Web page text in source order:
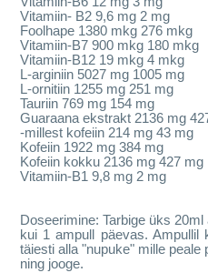
Vitamiin- B2 9,6 mg 2 mg
Foolhape 1380 mkg 276 mkg
Vitamiin-B7 900 mkg 180 mkg
Vitamiin-B12 19 mkg 4 mkg
L-arginiin 5027 mg 1005 mg
L-ornitiin 1255 mg 251 mg
Tauriin 769 mg 154 mg
Guaraana ekstrakt 2136 mg
-millest kofeiin 214 mg 43 mg
Kofeiin 1922 mg 384 mg
Kofeiin kokku 2136 mg 427 mg
Vitamiin-B1 9,8 mg 2 mg
Doseerimine: Tarbige üks
kui 1 ampull päevas. Ampullil
täiesti alla "nupuke" mille
ning jooge.